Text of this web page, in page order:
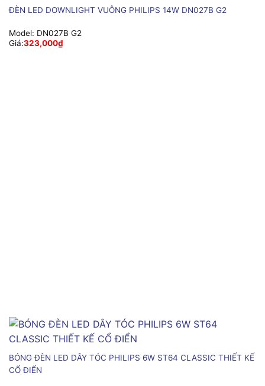
ĐÈN LED DOWNLIGHT VUÔNG PHILIPS 14W DN027B G2
Model: DN027B G2
Giá:323,000₫
BÓNG ĐÈN LED DÂY TÓC PHILIPS 6W ST64 CLASSIC THIẾT KẾ
CỔ ĐIỂN